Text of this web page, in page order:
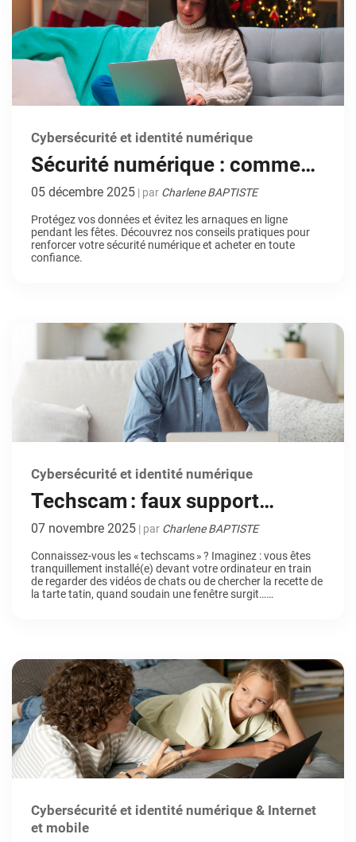
Cybersécurité et identité numérique
Sécurité numérique : comment
éviter les arnaques et protéger
vos données pendant les fêtes
05 décembre 2025 | par Charlene BAPTISTE
Protégez vos données et évitez les arnaques en ligne
pendant les fêtes. Découvrez nos conseils pratiques pour
renforcer votre sécurité numérique et acheter en toute
confiance.
Cybersécurité et identité numérique
Techscam : faux support
technique, vraie arnaque
07 novembre 2025 | par Charlene BAPTISTE
Connaissez-vous les « techscams » ? Imaginez : vous êtes
tranquillement installé(e) devant votre ordinateur en train
de regarder des vidéos de chats ou de chercher la recette de
la tarte tatin, quand soudain une fenêtre surgit…
Cybersécurité et identité numérique & Internet
et mobile